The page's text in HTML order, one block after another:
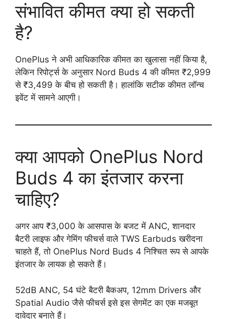
संभावित कीमत क्या हो सकती
है?
OnePlus ने अभी आधिकारिक कीमत का खुलासा नहीं किया है,
लेकिन रिपोर्ट्स के अनुसार Nord Buds 4 की कीमत ₹2,999
से ₹3,499 के बीच हो सकती है। हालांकि सटीक कीमत लॉन्च
इवेंट में सामने आएगी।
क्या आपको OnePlus Nord
Buds 4 का इंतजार करना
चाहिए?
अगर आप ₹3,000 के आसपास के बजट में ANC, शानदार
बैटरी लाइफ और गेमिंग फीचर्स वाले TWS Earbuds खरीदना
चाहते हैं, तो OnePlus Nord Buds 4 निश्चित रूप से आपके
इंतजार के लायक हो सकते हैं।
52dB ANC, 54 घंटे बैटरी बैकअप, 12mm Drivers और
Spatial Audio जैसे फीचर्स इसे इस सेगमेंट का एक मजबूत
दावेदार बनाते हैं।